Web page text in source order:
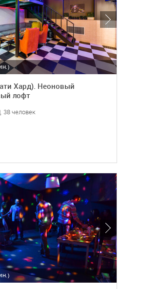
Хард). Неоновый
лофт
38 человек